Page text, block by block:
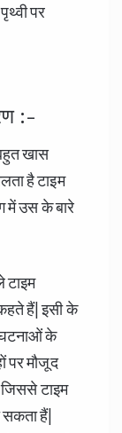
पर
:-
खास
है टाइम
में उस के बारे
टाइम
हैं| इसी के
के
मौजूद
टाइम
हैं|